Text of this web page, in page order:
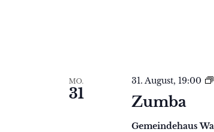
MO.
31 Zumba
31. August, 19:00
Gemeindehaus